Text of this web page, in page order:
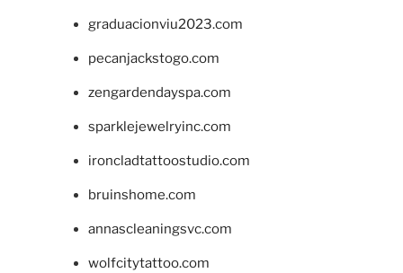
graduacionviu2023.com
pecanjackstogo.com
zengardendayspa.com
sparklejewelryinc.com
ironcladtattoostudio.com
bruinshome.com
annascleaningsvc.com
wolfcitytattoo.com